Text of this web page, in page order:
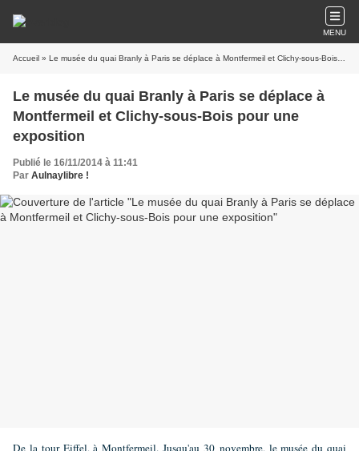
MENU
Accueil » Le musée du quai Branly à Paris se déplace à Montfermeil et Clichy-sous-Bois pour une exposition
Le musée du quai Branly à Paris se déplace à
Montfermeil et Clichy-sous-Bois pour une
exposition
Publié le 16/11/2014 à 11:41
Par Aulnaylibre !
De la tour Eiffel, à Montfermeil. Jusqu'au 30 novembre, le musée du quai